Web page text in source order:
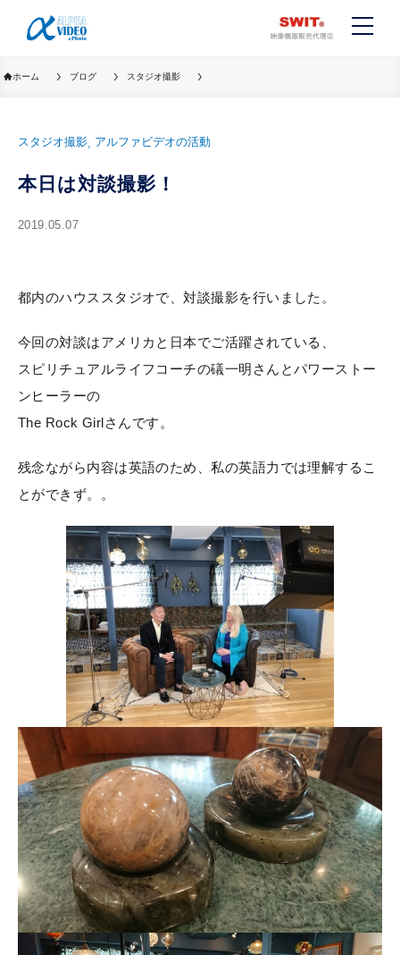
ホーム ブログ スタジオ撮影
スタジオ撮影 アルファビデオの活動
本日は対談撮影！
2019.05.07
都内のハウススタジオで、対談撮影を行いました。
今回の対談はアメリカと日本でご活躍されている、
スピリチュアルライフコーチの礒一明さんとパワーストー
ンヒーラーの
The Rock Girlさんです。
残念ながら内容は英語のため、私の英語力では理解するこ
とができず。。